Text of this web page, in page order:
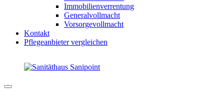
Immobilienverrentung
Generalvollmacht
Vorsorgevollmacht
Kontakt
Pflegeanbieter vergleichen